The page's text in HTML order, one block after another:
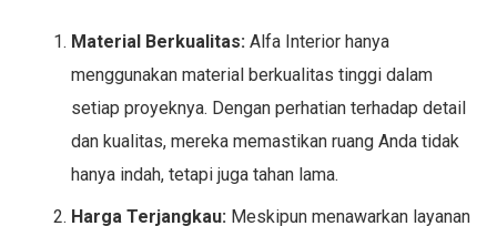
Material Berkualitas: Alfa Interior hanya
menggunakan material berkualitas tinggi dalam
setiap proyeknya. Dengan perhatian terhadap detail
dan kualitas, mereka memastikan ruang Anda tidak
hanya indah, tetapi juga tahan lama.
Harga Terjangkau: Meskipun menawarkan layanan